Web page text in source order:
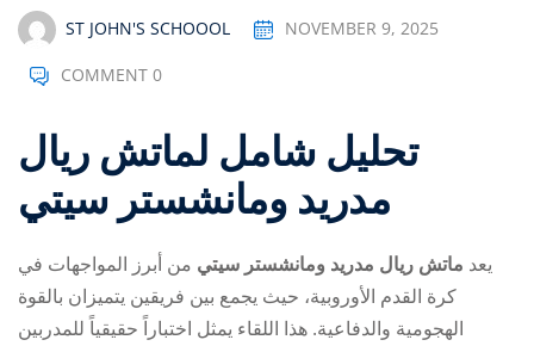
ST JOHN'S SCHOOOL NOVEMBER 9, 2025
COMMENT 0
تحليل شامل لماتش ريال
مدريد ومانشستر سيتي
يعد ماتش ريال مدريد ومانشستر سيتي من أبرز المواجهات في
كرة القدم الأوروبية، حيث يجمع بين فريقين يتميزان بالقوة
الهجومية والدفاعية. هذا اللقاء يمثل اختباراً حقيقياً للمدربين